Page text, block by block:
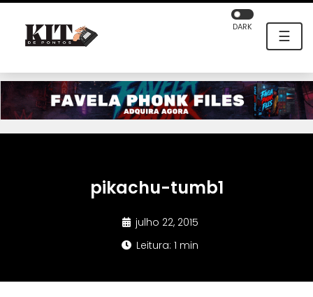
☰
DARK
pikachu-tumb1
julho 22, 2015
Leitura: 1 min